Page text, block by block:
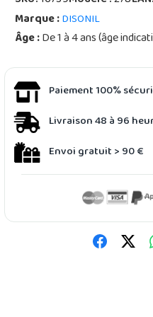
Marque :DISONIL
Âge :De 1 à 4 ans (âge
Paiement 100%
Livraison 48 à 96
Envoi gratuit > 90 €